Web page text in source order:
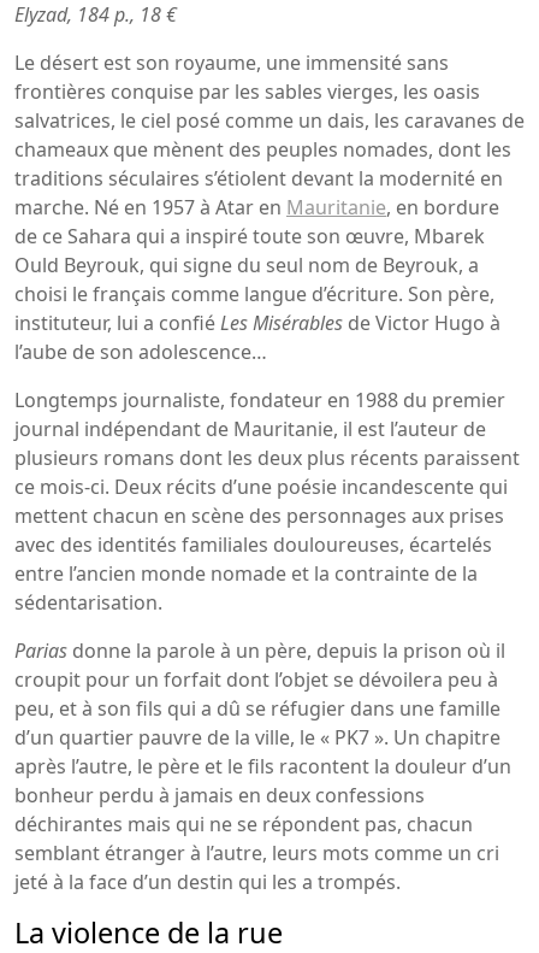
Elyzad, 184 p., 18 €
Le désert est son royaume, une immensité sans
frontières conquise par les sables vierges, les oasis
salvatrices, le ciel posé comme un dais, les caravanes de
chameaux que mènent des peuples nomades, dont les
traditions séculaires s’étiolent devant la modernité en
marche. Né en 1957 à Atar en Mauritanie, en bordure
de ce Sahara qui a inspiré toute son œuvre, Mbarek
Ould Beyrouk, qui signe du seul nom de Beyrouk, a
choisi le français comme langue d’écriture. Son père,
instituteur, lui a confiéLes Misérables de Victor Hugo à
l’aube de son adolescence…
Longtemps journaliste, fondateur en 1988 du premier
journal indépendant de Mauritanie, il est l’auteur de
plusieurs romans dont les deux plus récents paraissent
ce mois-ci. Deux récits d’une poésie incandescente qui
mettent chacun en scène des personnages aux prises
avec des identités familiales douloureuses, écartelés
entre l’ancien monde nomade et la contrainte de la
sédentarisation.
Parias donne la parole à un père, depuis la prison où il
croupit pour un forfait dont l’objet se dévoilera peu à
peu, et à son fils qui a dû se réfugier dans une famille
d’un quartier pauvre de la ville, le « PK7 ». Un chapitre
après l’autre, le père et le fils racontent la douleur d’un
bonheur perdu à jamais en deux confessions
déchirantes mais qui ne se répondent pas, chacun
semblant étranger à l’autre, leurs mots comme un cri
jeté à la face d’un destin qui les a trompés.
La violence de la rue